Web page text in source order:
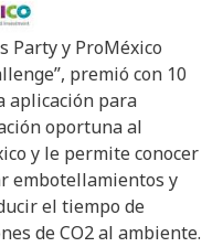
Party y ProMéxico
premió con 10
aplicación para
oportuna al
y le permite conocer
embotellamientos y
el tiempo de
de CO2 al ambiente.